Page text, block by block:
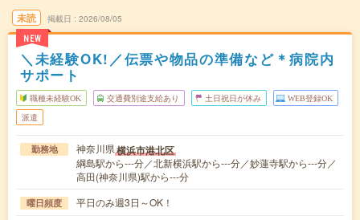
未読
NEW
掲載日 2026/08/05
＼未経験OK!／伝票や物品の準備など＊病院内
サポート
職種未経験OK 交通費別途支給あり 土日祝日が休み WEB登録OK
派遣
勤務地 神奈川県横浜市港北区
綱島駅から---分／北新横浜駅から---分／妙蓮寺駅から---分／
高田(神奈川県)駅から---分
曜日頻度 平日のみ週3日～OK！